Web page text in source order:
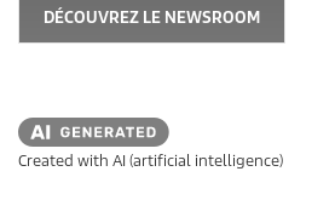
DÉCOUVREZ LE NEWSROOM
Created with AI (artificial intelligence)